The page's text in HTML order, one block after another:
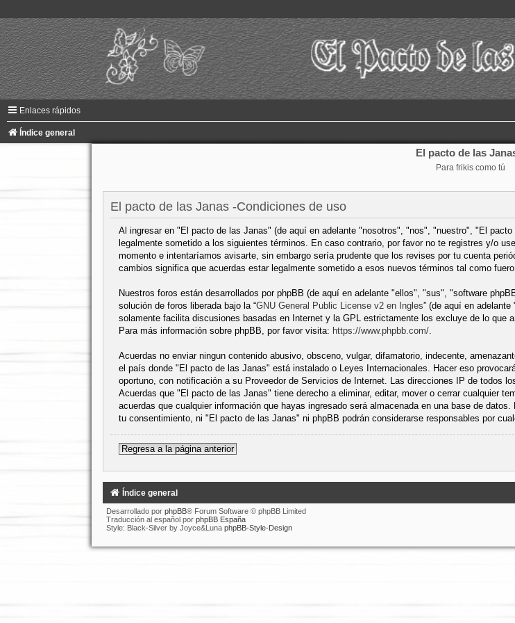
Enlaces rápidos
Índice general
El pacto de las
Para frikis como tú
El pacto de las Janas -Condiciones de uso
Al ingresar en "El pacto de las Janas" (de aquí en adelante "nosotros", "nos", "nuestro", "El
legalmente sometido a los siguientes términos. En caso contrario, por favor no te registres y/o
momento e intentaríamos avisarte, sin embargo sería prudente que los revises por tu cuenta
cambios significa que acuerdas estar legalmente sometido a esos nuevos términos tal como
Nuestros foros están desarrollados por phpBB (de aquí en adelante "ellos", "sus", "software
solución de foros liberada bajo la “GNU General Public License v2 en Ingles” (de aquí en
solamente facilita discusiones basadas en Internet y la GPL estrictamente los excluye de lo que
Para más información sobre phpBB, por favor visita: https://www.phpbb.com/.
Acuerdas no enviar ningun contenido abusivo, obsceno, vulgar, difamatorio, indecente,
el país donde "El pacto de las Janas" está instalado o Leyes Internacionales. Hacer eso
oportuno, con notificación a su Proveedor de Servicios de Internet. Las direcciones IP de todos
Acuerdas que "El pacto de las Janas" tiene derecho a eliminar, editar, mover o cerrar cualquier
acuerdas que cualquier información que hayas ingresado será almacenada en una base de
tu consentimiento, ni "El pacto de las Janas" ni phpBB podrán considerarse responsables por
Regresa a la página anterior
Índice general
Desarrollado por phpBB® Forum Software © phpBB Limited
Traducción al español por phpBB España
Style: Black-Silver by Joyce&Luna phpBB-Style-Design